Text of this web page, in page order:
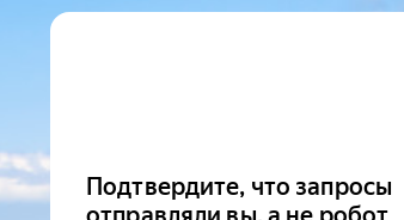
Подтвердите, что запросы